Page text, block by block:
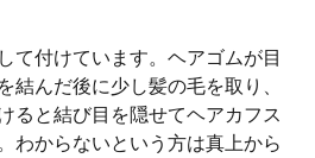
て付けています。ヘアゴムが目
結んだ後に少し髪の毛を取り、
ると結び目を隠せてヘアカフス
わからないという方は真上から